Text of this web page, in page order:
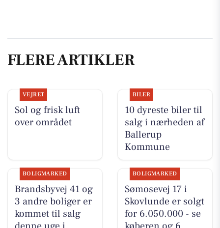
FLERE ARTIKLER
VEJRET
Sol og frisk luft
over området
BILER
10 dyreste biler til
salg i nærheden af
Ballerup
Kommune
BOLIGMARKED
Brandsbyvej 41 og
3 andre boliger er
kommet til salg
BOLIGMARKED
Sømosevej 17 i
Skovlunde er solgt
for 6.050.000 - se